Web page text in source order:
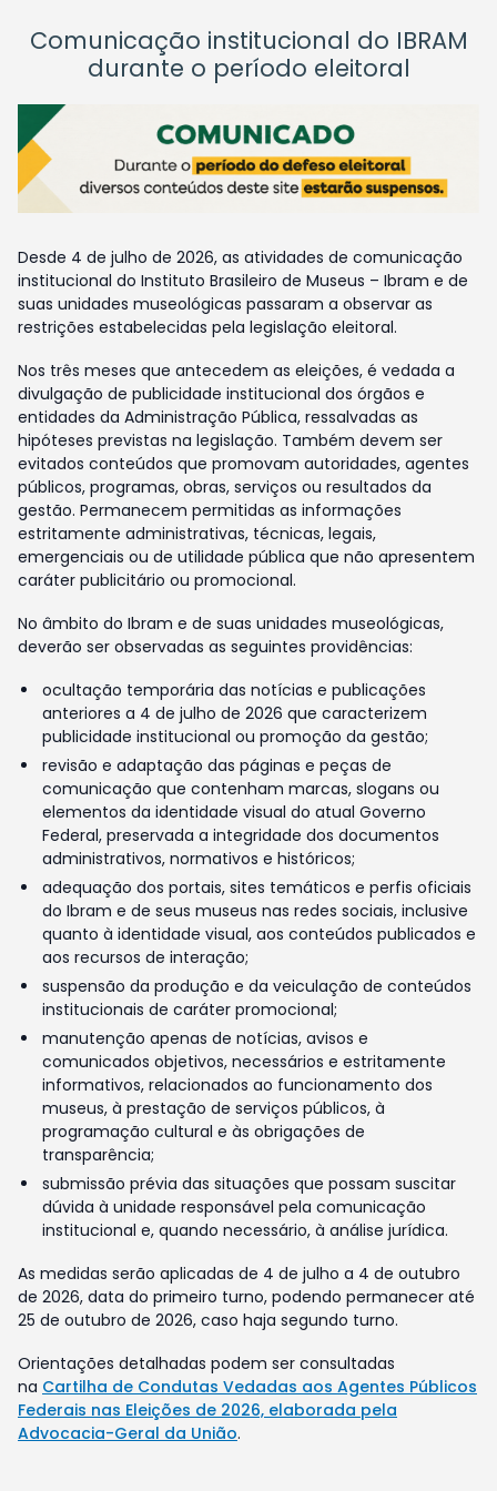
Comunicação institucional do IBRAM
durante o período eleitoral
Desde 4 de julho de 2026, as atividades de comunicação
institucional do Instituto Brasileiro de Museus – Ibram e de
suas unidades museológicas passaram a observar as
restrições estabelecidas pela legislação eleitoral.
Nos três meses que antecedem as eleições, é vedada a
divulgação de publicidade institucional dos órgãos e
entidades da Administração Pública, ressalvadas as
hipóteses previstas na legislação. Também devem ser
evitados conteúdos que promovam autoridades, agentes
públicos, programas, obras, serviços ou resultados da
gestão. Permanecem permitidas as informações
estritamente administrativas, técnicas, legais,
emergenciais ou de utilidade pública que não apresentem
caráter publicitário ou promocional.
No âmbito do Ibram e de suas unidades museológicas,
deverão ser observadas as seguintes providências:
ocultação temporária das notícias e publicações
anteriores a 4 de julho de 2026 que caracterizem
publicidade institucional ou promoção da gestão;
revisão e adaptação das páginas e peças de
comunicação que contenham marcas, slogans ou
elementos da identidade visual do atual Governo
Federal, preservada a integridade dos documentos
administrativos, normativos e históricos;
adequação dos portais, sites temáticos e perfis oficiais
do Ibram e de seus museus nas redes sociais, inclusive
quanto à identidade visual, aos conteúdos publicados e
aos recursos de interação;
suspensão da produção e da veiculação de conteúdos
institucionais de caráter promocional;
manutenção apenas de notícias, avisos e
comunicados objetivos, necessários e estritamente
informativos, relacionados ao funcionamento dos
museus, à prestação de serviços públicos, à
programação cultural e às obrigações de
transparência;
submissão prévia das situações que possam suscitar
dúvida à unidade responsável pela comunicação
institucional e, quando necessário, à análise jurídica.
As medidas serão aplicadas de 4 de julho a 4 de outubro
de 2026, data do primeiro turno, podendo permanecer até
25 de outubro de 2026, caso haja segundo turno.
Orientações detalhadas podem ser consultadas
na Cartilha de Condutas Vedadas aos Agentes Públicos
Federais nas Eleições de 2026, elaborada pela
Advocacia-Geral da União.